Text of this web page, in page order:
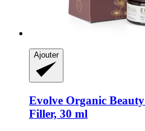
Ajouter
Evolve Organic Beauty
Filler, 30 ml